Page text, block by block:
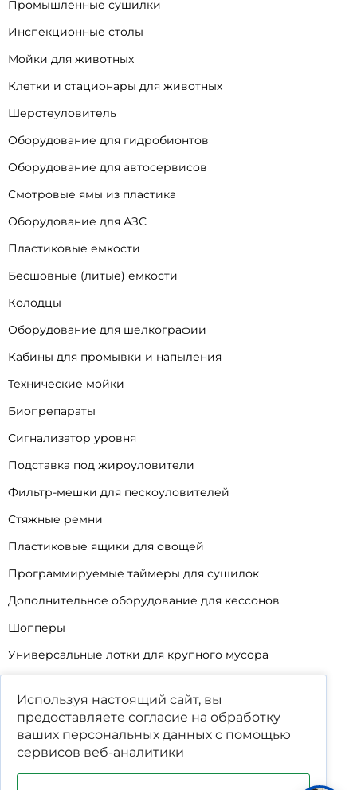
Промышленные сушилки
Инспекционные столы
Мойки для животных
Клетки и стационары для животных
Шерстеуловитель
Оборудование для гидробионтов
Оборудование для автосервисов
Смотровые ямы из пластика
Оборудование для АЗС
Пластиковые емкости
Бесшовные (литые) емкости
Колодцы
Оборудование для шелкографии
Кабины для промывки и напыления
Технические мойки
Биопрепараты
Сигнализатор уровня
Подставка под жироуловители
Фильтр-мешки для пескоуловителей
Стяжные ремни
Пластиковые ящики для овощей
Программируемые таймеры для сушилок
Дополнительное оборудование для кессонов
Шопперы
Универсальные лотки для крупного мусора
Уцененные товары
Используя настоящий сайт, вы
предоставляете согласие на обработку
ваших персональных данных с помощью
сервисов веб-аналитики